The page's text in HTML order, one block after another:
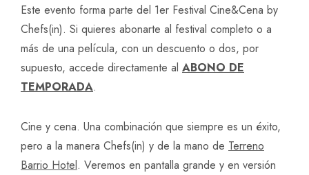
original
era:
120,00 €.
actual
es:
90,00 €.
Este evento forma parte del 1er Festival Cine&Cena by
Chefs(in). Si quieres abonarte al festival completo o a
más de una película, con un descuento o dos, por
supuesto, accede directamente al ABONO DE
TEMPORADA.
Cine y cena. Una combinación que siempre es un éxito,
pero a la manera Chefs(in) y de la mano de Terreno
Barrio Hotel. Veremos en pantalla grande y en versión